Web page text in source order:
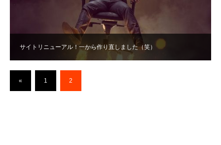
サイトリニューアル！一から作り直しました（笑）
« 1 2